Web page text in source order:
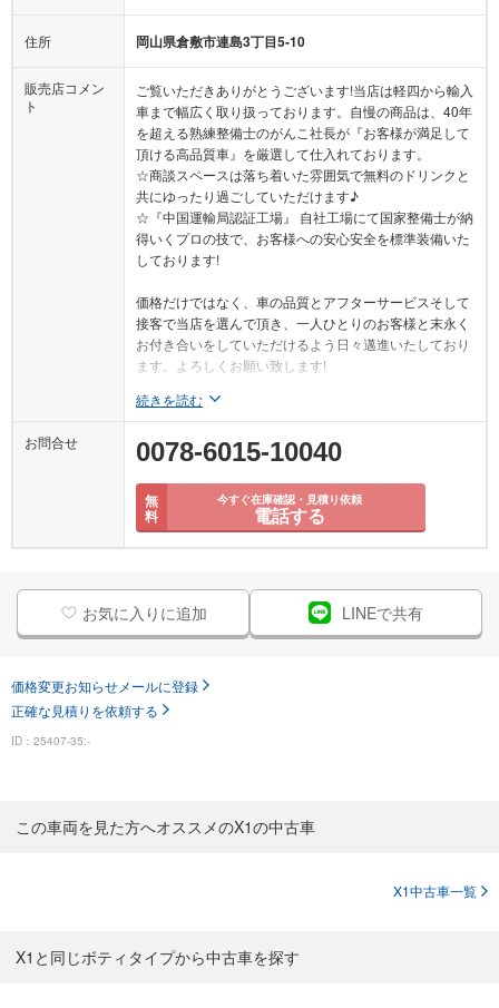
住所 岡山県倉敷市連島3丁目5-10
販売店コメン
ト
ご覧いただきありがとうございます!当店は軽四から輸入
車まで幅広く取り扱っております。自慢の商品は、40年
を超える熟練整備士のがんこ社長が『お客様が満足して
頂ける高品質車』を厳選して仕入れております。
☆商談スペースは落ち着いた雰囲気で無料のドリンクと
共にゆったり過ごしていただけます♪
☆『中国運輸局認証工場』 自社工場にて国家整備士が納
得いくプロの技で、お客様への安心安全を標準装備いた
しております!
価格だけではなく、車の品質とアフターサービスそして
接客で当店を選んで頂き、一人ひとりのお客様と末永く
お付き合いをしていただけるよう日々邁進いたしており
ます。よろしくお願い致します!
続きを読む
お問合せ 0078-6015-10040
無
料
今すぐ在庫確認・見積り依頼
電話する
お気に入りに追加 LINEで共有
価格変更お知らせメールに登録
正確な見積りを依頼する
ID：25407-35:-
この車両を見た方へオススメのX1の中古車
X1中古車一覧
X1と同じボティタイプから中古車を探す